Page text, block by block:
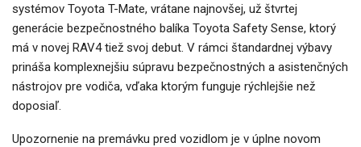
systémov Toyota T-Mate, vrátane najnovšej, už štvrtej
generácie bezpečnostného balíka Toyota Safety Sense, ktorý
má v novej RAV4 tiež svoj debut. V rámci štandardnej výbavy
prináša komplexnejšiu súpravu bezpečnostných a asistenčných
nástrojov pre vodiča, vďaka ktorým funguje rýchlejšie než
doposiaľ.
Upozornenie na premávku pred vozidlom je v úplne novom